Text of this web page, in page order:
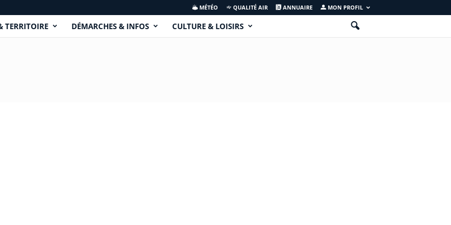
MÉTÉO QUALITÉ AIR ANNUAIRE MON PROFIL
TERRITOIRE DÉMARCHES & INFOS CULTURE & LOISIRS